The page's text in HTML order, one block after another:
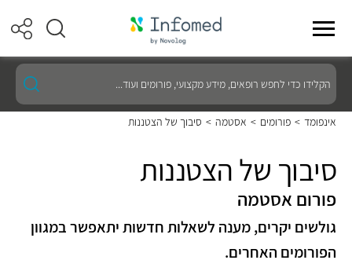
הקלידו
כדי
לחפש
רופאים,
מידע
ועוד...
אינפומד > פורומים > אסטמה > סיבוך של הצטננות
סיבוך של הצטננות
פורום אסטמה
גולשים יקרים, מענה לשאלות חדשות יתאפשר במגוון
הפורומים האחרים.